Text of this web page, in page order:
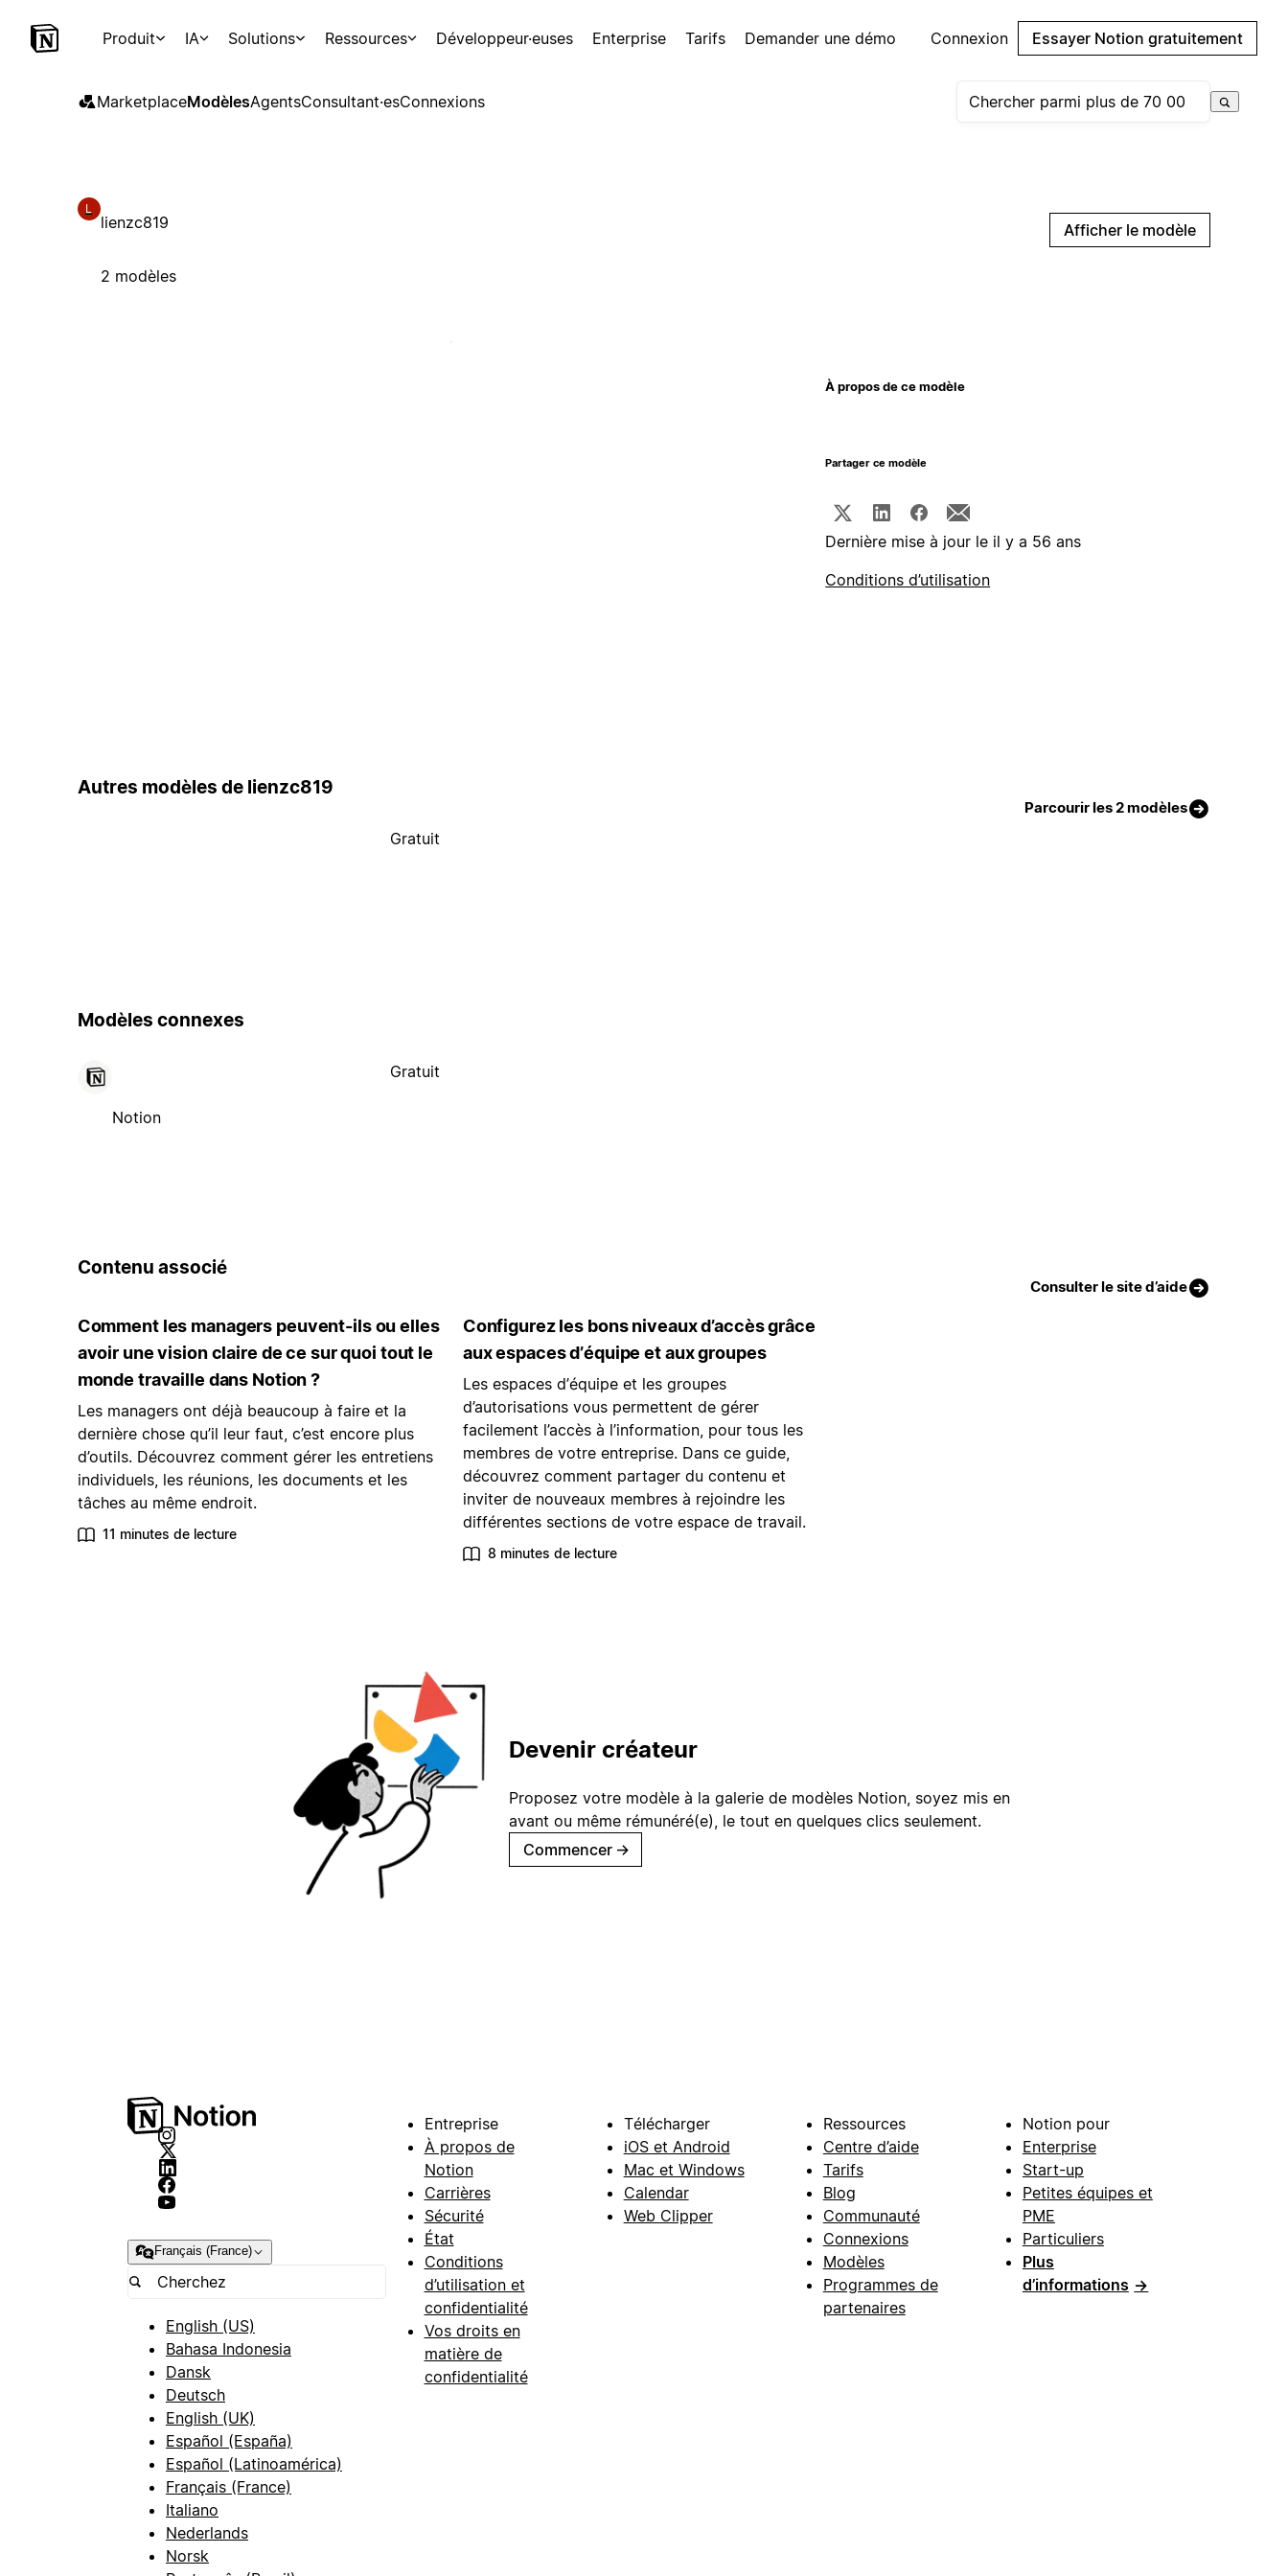
Produit IA Solutions Ressources Développeur·euses Enterprise Tarifs Demander une démo Connexion Essayer Notion gratuitement
MarketplaceModèlesAgentsConsultant·esConnexions
L
lienzc819
2 modèles
Afficher le modèle
À propos de ce modèle
Partager ce modèle
Dernière mise à jour le il y a 56 ans
Conditions d’utilisation
Autres modèles de lienzc819
Parcourir les 2 modèles
Gratuit
Modèles connexes
Notion
Gratuit
Contenu associé
Consulter le site d’aide
Comment les managers peuvent-ils ou elles
avoir une vision claire de ce sur quoi tout le
monde travaille dans Notion ?
Les managers ont déjà beaucoup à faire et la
dernière chose qu’il leur faut, c’est encore plus
d’outils. Découvrez comment gérer les entretiens
individuels, les réunions, les documents et les
tâches au même endroit.
11 minutes de lecture
Configurez les bons niveaux d’accès grâce
aux espaces d’équipe et aux groupes
Les espaces d’équipe et les groupes
d’autorisations vous permettent de gérer
facilement l’accès à l’information, pour tous les
membres de votre entreprise. Dans ce guide,
découvrez comment partager du contenu et
inviter de nouveaux membres à rejoindre les
différentes sections de votre espace de travail.
8 minutes de lecture
Devenir créateur
Proposez votre modèle à la galerie de modèles Notion, soyez mis en
avant ou même rémunéré(e), le tout en quelques clics seulement.
Commencer →
Français (France)
English (US)
Bahasa Indonesia
Dansk
Deutsch
English (UK)
Español (España)
Español (Latinoamérica)
Français (France)
Italiano
Nederlands
Norsk
Entreprise
À propos de
Notion
Carrières
Sécurité
État
Conditions
d’utilisation et
confidentialité
Vos droits en
matière de
confidentialité
Télécharger
iOS et Android
Mac et Windows
Calendar
Web Clipper
Ressources
Centre d’aide
Tarifs
Blog
Communauté
Connexions
Modèles
Programmes de
partenaires
Notion pour
Enterprise
Start-up
Petites équipes et
PME
Particuliers
Plus
d’informations →